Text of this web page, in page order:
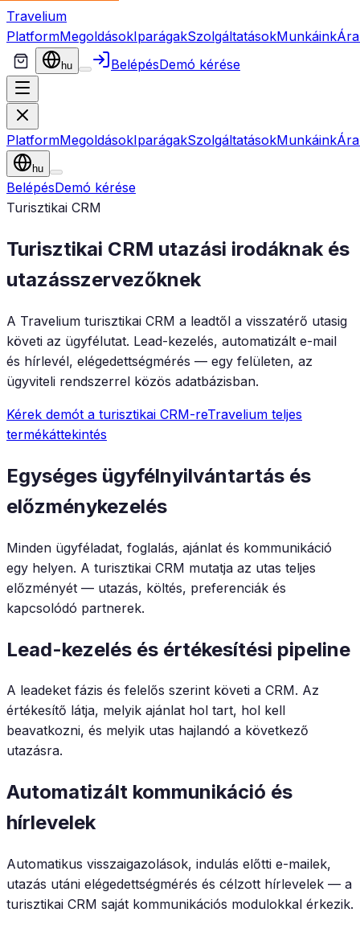
Travelium
PlatformMegoldásokIparágakSzolgáltatásokMunkáink
hu BelépésDemó kérése
PlatformMegoldásokIparágakSzolgáltatásokMunkáink
hu
BelépésDemó kérése
Turisztikai CRM
Turisztikai CRM utazási irodáknak és
utazásszervezőknek
A Travelium turisztikai CRM a leadtől a visszatérő utasig
követi az ügyfélutat. Lead-kezelés, automatizált e-mail
és hírlevél, elégedettségmérés — egy felületen, az
ügyviteli rendszerrel közös adatbázisban.
Kérek demót a turisztikai CRM-reTravelium teljes
termékáttekintés
Egységes ügyfélnyilvántartás és
előzménykezelés
Minden ügyféladat, foglalás, ajánlat és kommunikáció
egy helyen. A turisztikai CRM mutatja az utas teljes
előzményét — utazás, költés, preferenciák és
kapcsolódó partnerek.
Lead-kezelés és értékesítési pipeline
A leadeket fázis és felelős szerint követi a CRM. Az
értékesítő látja, melyik ajánlat hol tart, hol kell
beavatkozni, és melyik utas hajlandó a következő
utazásra.
Automatizált kommunikáció és
hírlevelek
Automatikus visszaigazolások, indulás előtti e-mailek,
utazás utáni elégedettségmérés és célzott hírlevelek — a
turisztikai CRM saját kommunikációs modulokkal érkezik.